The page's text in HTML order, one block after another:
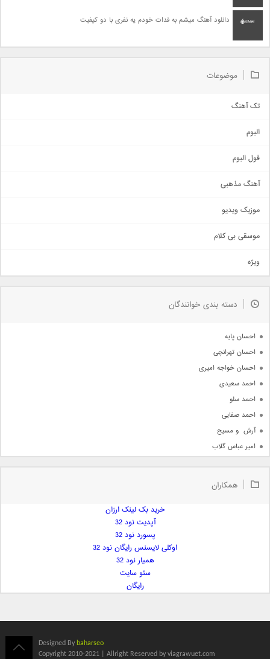
دانلود آهنگ میشم به فدات خودم یه نفری با دو کیفیت
موضوعات
تک آهنگ
اجتماعی
حماسی
سنتی
اهنگ بندرعباسی
دمو
مذهبی
جدیدترین ها
البوم
فول البوم
آهنگ مذهبی
موزیک ویدیو
موسقی بی کلام
ویژه
دسته بندی خوانندگان
احسان پایه
احسان تهرانچی
احسان خواجه امیری
احمد سعیدی
احمد سلو
احمد صفایی
آرش  و مسیح
امیر عباس گلاب
امیر علی
ایمان فلاح
همکاران
خرید بک لینک ارزان
آپدیت نود 32
پسورد نود 32
اوکلی لایسنس رایگان نود 32
همیار نود 32
سئو سایت
رایگان
Designed By baharseo
Copyright 2010-2021 | Allright Reserved by viagrawuet.com